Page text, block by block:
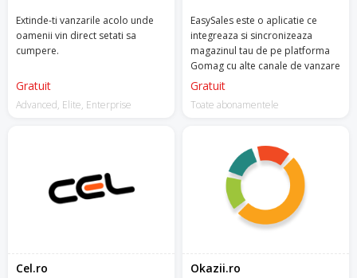
Extinde-ti vanzarile acolo unde
oamenii vin direct setati sa
cumpere.
Gratuit
Advanced, Elite, Enterprise
EasySales este o aplicatie ce
integreaza si sincronizeaza
magazinul tau de pe platforma
Gomag cu alte canale de vanzare
Gratuit
Toate abonamentele
Cel.ro Okazii.ro